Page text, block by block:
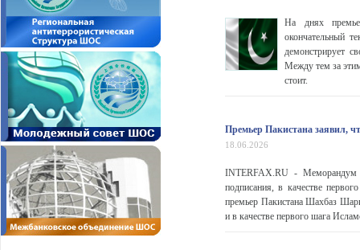
На днях
окончательный
демонстрирует
Между тем за
стоит.
Премьер Пакистана заявил,
18.06.2026
INTERFAX.RU - Меморандум
подписания, в качестве
премьер Пакистана Шахбаз
и в качестве первого шага